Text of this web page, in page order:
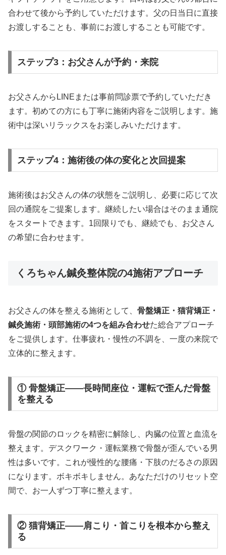
合わせて後から予約していただけます。父の日当日に直接
お渡しすることも、事前にお渡しすることも可能です。
ステップ3：お父さんが予約・来院
お父さんからLINEまたは事前問診票で予約していただき
ます。初めての方にも丁寧に施術内容をご説明します。施
術中は深いリラックスをお楽しみいただけます。
ステップ4：施術後の体の変化と次回提案
施術後はお父さんの体の状態をご説明し、必要に応じて次
回の通院をご提案します。継続したい場合はそのまま通院
をスタートできます。1回限りでも、継続でも、お父さん
の希望に合わせます。
くろちゃん鍼灸整体院の4施術アプローチ
お父さんの体を整える施術として、 骨盤矯正・猫背矯正・
鍼灸施術・頭部施術の4つを組み合わせた総合アプローチ
をご提供します。仕事疲れ・慢性の不調を、一度の来院で
立体的に整えます。
① 骨盤矯正——長時間座位・運転で歪んだ骨盤
を整える
骨盤の関節のロックを精密に解除し、内臓の位置と血流を
整えます。デスクワーク・運転業務で骨盤が歪んでいる男
性は多いです。これが慢性的な腰痛・下肢のだるさの原因
になります。ボキボキしません。あなただけのリセット空
間で、お一人ずつ丁寧に整えます。
② 猫背矯正——肩こり・首こりを根本から整え
る